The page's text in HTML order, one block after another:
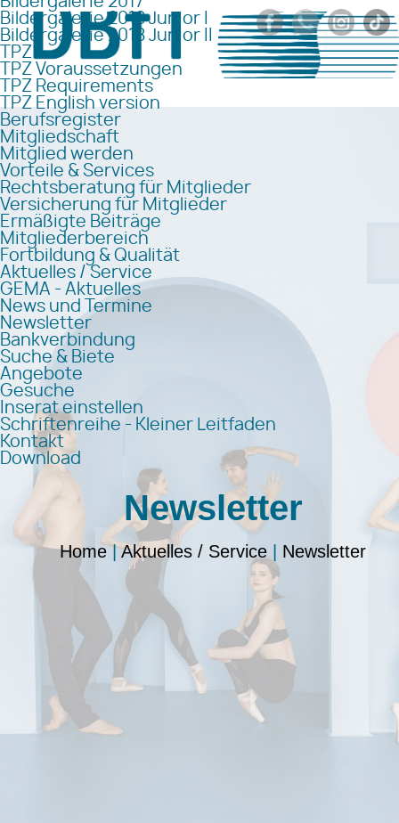
Bildergalerie 2018 Junior I
Bildergalerie 2018 Junior II
TPZ
TPZ Voraussetzungen
TPZ Requirements
TPZ English version
Berufsregister
Mitgliedschaft
Mitglied werden
Vorteile & Services
Rechtsberatung für Mitglieder
Versicherung für Mitglieder
Ermäßigte Beiträge
Mitgliederbereich
Fortbildung & Qualität
Aktuelles / Service
GEMA - Aktuelles
News und Termine
Newsletter
Bankverbindung
Suche & Biete
Angebote
Gesuche
Inserat einstellen
Schriftenreihe - Kleiner Leitfaden
Kontakt
Download
Newsletter
Home|Aktuelles / Service Newsletter